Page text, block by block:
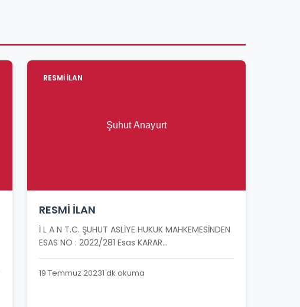
RESMİ İLAN
RESMİ İLAN
İ L A N T.C. ŞUHUT ASLİYE HUKUK MAHKEMESİNDEN
ESAS NO : 2022/281 Esas KARAR...
19 Temmuz 20231 dk okuma